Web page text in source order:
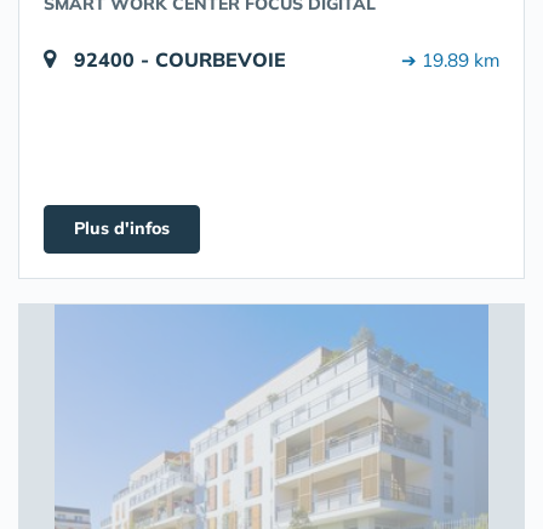
92400 - COURBEVOIE ➔ 19.89 km
Plus d'infos